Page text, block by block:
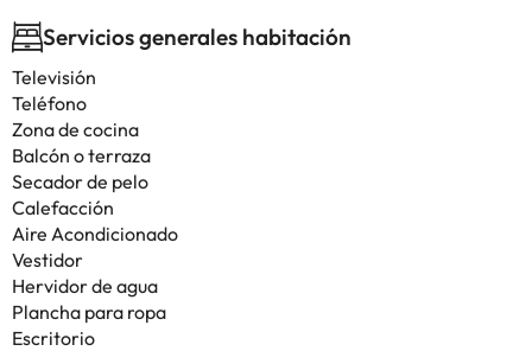
Servicios generales habitación
Televisión
Teléfono
Zona de cocina
Balcón o terraza
Secador de pelo
Calefacción
Aire Acondicionado
Vestidor
Hervidor de agua
Plancha para ropa
Escritorio